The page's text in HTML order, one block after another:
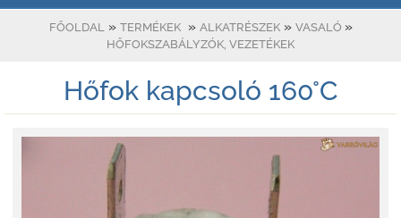
FŐOLDAL » TERMÉKEK » ALKATRÉSZEK» VASALÓ »
HŐFOKSZABÁLYZÓK, VEZETÉKEK
Hőfok kapcsoló 160°C